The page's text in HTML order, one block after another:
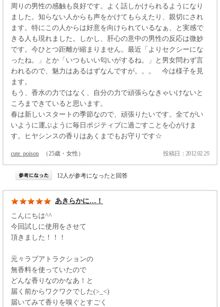
周りの男性の感触も良好です。よく話しかけられるようになり
ました。知らない人からも声をかけてもらえたり、親切にされ
ます。特にこの人からは好意を向けられているなぁ、と実感で
きる人も現れました。しかし、肝心の意中の男性の反応は微妙
です。今ひとつ距離が縮まりません。最近「よりセクシーにな
ったね。」とか「いつもいい匂いがするね。」と男女問わず言
われるので、魅力はあるはずなんですが。。。 今は様子を見
ます。
もう、香水の力ではなく、自分の力で頑張らなきゃいけないと
ころまできていると思います。
春は新しいスタートの季節なので、頑張りたいです。全てがい
いように運ぶように毎日ポジティブに過ごすことを心がけま
す。ヒヤシンスの香りはあくまでもお守りです☆
cute_poison （25歳・女性） 投稿日：2012.02.29
12人が参考になったと回答
あきらかに…！
こんにちは^^
今回試しに使用をさせて
頂きました！！！
元々ラブアトラクションの
無香料を使っていたので
どんな香りなのかなあ！と
届く前からワクワクでした(>_<)
届いてみて香りを嗅ぐとすごく